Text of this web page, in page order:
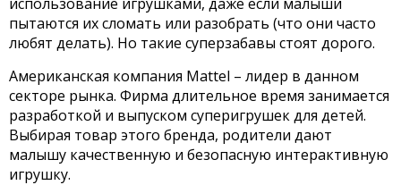
пытаются их сломать или разобрать (что они часто
любят делать). Но такие суперзабавы стоят дорого.
Американская компания Mattel – лидер в данном
секторе рынка. Фирма длительное время занимается
разработкой и выпуском суперигрушек для детей.
Выбирая товар этого бренда, родители дают
малышу качественную и безопасную интерактивную
игрушку.